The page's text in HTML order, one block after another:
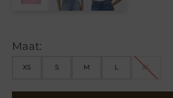
Maat:
XS S M L XL